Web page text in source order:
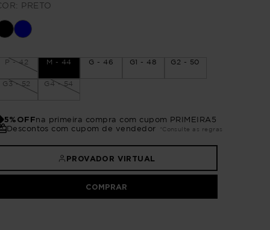
PRETO
P - 42 M - 44 G - 46 G1 - 48 G2 - 50
G3 - 52 G4 - 54
5%OFFna primeira compra com cupom PRIMEIRA5
Descontos com cupom de vendedor
*Consulte as regras
PROVADOR VIRTUAL
COMPRAR